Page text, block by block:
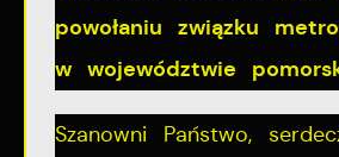
powołaniu związku
w województwie
Szanowni Państwo,